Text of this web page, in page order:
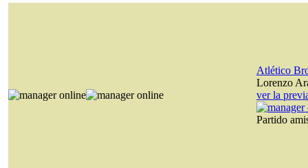
Atlético
Lorenzo
ver la
Partido